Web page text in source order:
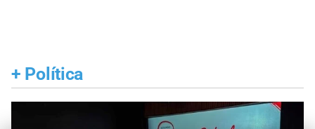
+ Política